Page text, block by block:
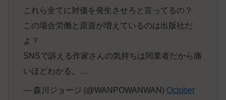
これら全てに対価を発生させろと言ってるの？
この場合労働と原資が増えているのは出版社だ
よ？
SNSで訴える作家さんの気持ちは同業者だから痛
いほどわかる。…
— 森川ジョージ (@WANPOWANWAN) October